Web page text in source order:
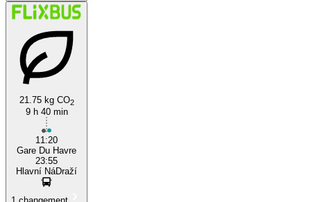
21.75 kg CO2
9 h 40 min
11:20
Gare Du Havre
23:55
Hlavní NáDraží